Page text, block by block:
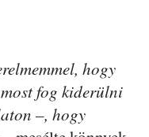
hogy
fog kiderülni
–, hogy